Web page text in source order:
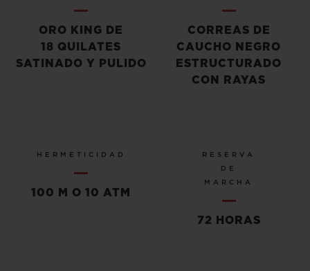
ORO KING DE
18 QUILATES
SATINADO Y PULIDO
CORREAS DE
CAUCHO NEGRO
ESTRUCTURADO
CON RAYAS
HERMETICIDAD
100 M O 10 ATM
RESERVA
DE
MARCHA
72 HORAS